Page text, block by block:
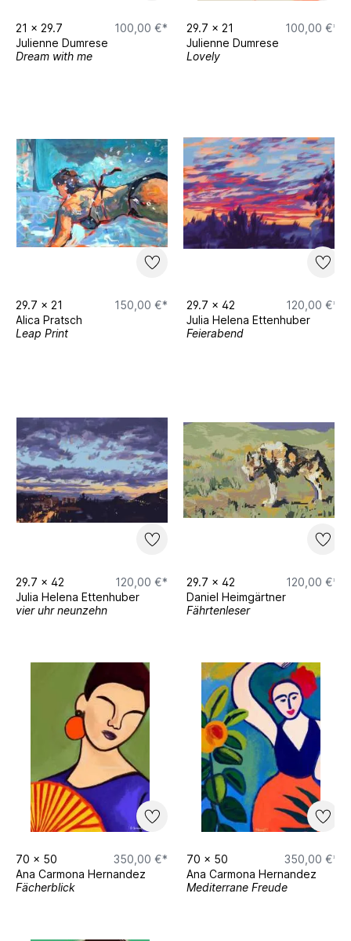
21 x 29.7
100,00 €*
Julienne Dumrese
Dream with me
29.7 x 21
100,00 €*
Julienne Dumrese
Lovely
29.7 x 21
150,00 €*
Alica Pratsch
Leap Print
29.7 x 42
120,00 €*
Julia Helena Ettenhuber
Feierabend
29.7 x 42
120,00 €*
Julia Helena Ettenhuber
vier uhr neunzehn
29.7 x 42
120,00 €*
Daniel Heimgärtner
Fährtenleser
70 x 50
350,00 €*
Ana Carmona Hernandez
Fächerblick
70 x 50
350,00 €*
Ana Carmona Hernandez
Mediterrane Freude